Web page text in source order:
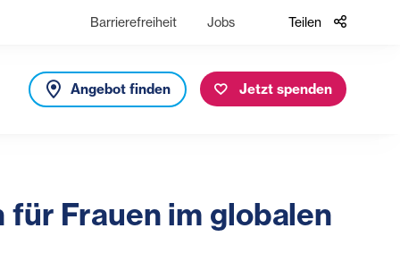
Barrierefreiheit Jobs Teilen
Angebot finden Jetzt spenden
Frauen im globalen